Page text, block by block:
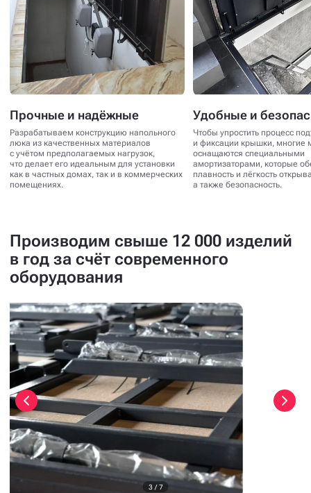
Прочные и надёжные
Разрабатываем конструкцию напольного
люка из качественных материалов
с учётом предполагаемых нагрузок,
что делает его идеальным для установки
как в частных домах, так и в коммерческих
помещениях.
Удобные и
Чтобы упростить процесс
и фиксации крышки, многие
оснащаются специальными
амортизаторами, которые
плавность и лёгкость
а также безопасность.
Производим свыше 12 000 изделий
в год за счёт современного
оборудования
3 / 7